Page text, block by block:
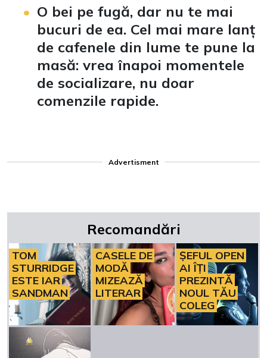
O bei pe fugă, dar nu te mai
bucuri de ea. Cel mai mare lanț
de cafenele din lume te pune la
masă: vrea înapoi momentele
de socializare, nu doar
comenzile rapide.
Advertisment
Recomandări
TOM
STURRIDGE
ESTE IAR
SANDMAN
CASELE DE
MODĂ
MIZEAZĂ
LITERAR
ȘEFUL OPEN
AI ÎȚI
PREZINTĂ
NOUL TĂU
COLEG